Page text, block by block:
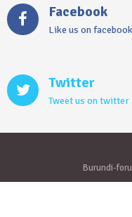
Facebook
Like us on facebook
Twitter
Tweet us on twitter
Burundi-